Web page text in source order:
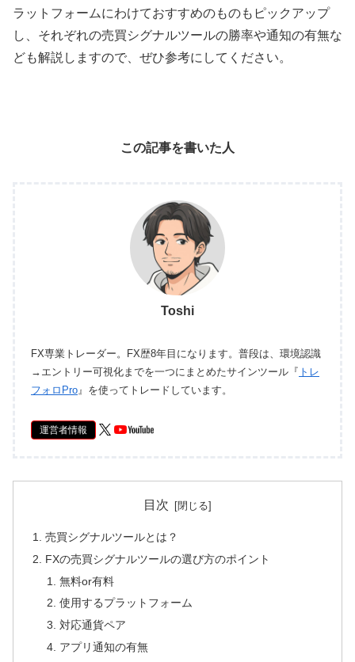
ラットフォームにわけておすすめのものもピックアップ
し、それぞれの売買シグナルツールの勝率や通知の有無な
ども解説しますので、ぜひ参考にしてください。
この記事を書いた人
Toshi
FX専業トレーダー。FX歴8年目になります。普段は、環境認識
→エントリー可視化までを一つにまとめたサインツール『 トレ
フォロPro』を使ってトレードしています。
運営者情報
目次
売買シグナルツールとは？
FXの売買シグナルツールの選び方のポイント
無料or有料
使用するプラットフォーム
対応通貨ペア
アプリ通知の有無